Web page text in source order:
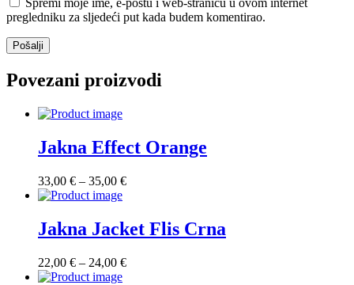
Spremi moje ime, e-poštu i web-stranicu u ovom internet
pregledniku za sljedeći put kada budem komentirao.
Povezani proizvodi
Jakna Effect Orange
33,00 € – 35,00 €Raspon
33,00 €
do
Jakna Jacket Flis Crna
22,00 € – 24,00 €Raspon